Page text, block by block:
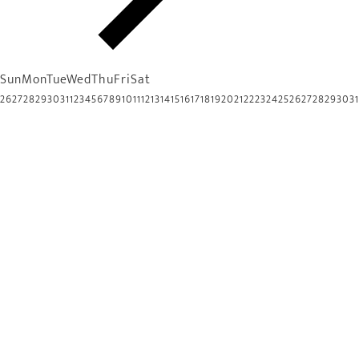
SunMonTueWedThuFriSat
26272829303112345678910111213141516171819202122232425262728293031